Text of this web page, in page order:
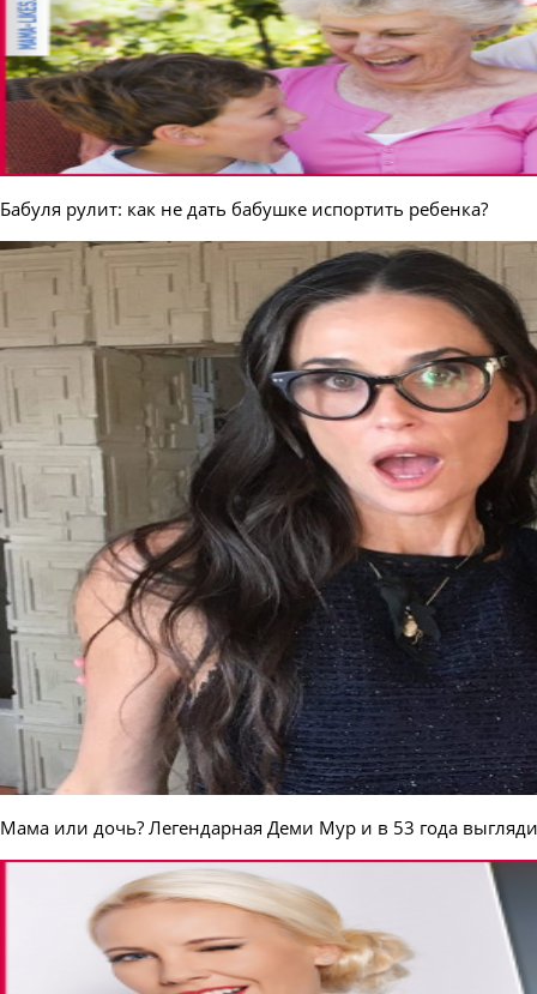
Бабуля рулит: как не дать бабушке испортить ребенка?
Мама или дочь? Легендарная Деми Мур и в 53 года